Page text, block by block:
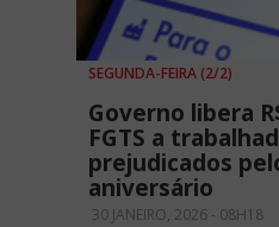
SEGUNDA-FEIRA (2/2)
Governo libera
FGTS a
prejudicados
aniversário
30 JANEIRO, 2026 - 08H18